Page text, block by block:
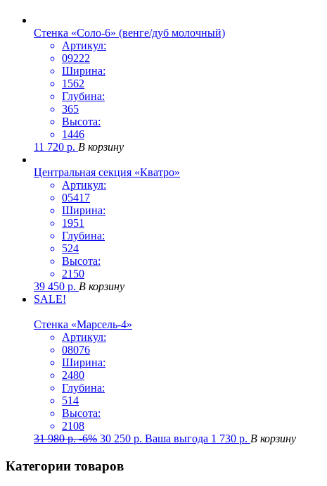
Стенка «Соло-6» (венге/дуб молочный)
Артикул:
09222
Ширина:
1562
Глубина:
365
Высота:
1446
11 720 р. В корзину
Центральная секция «Кватро»
Артикул:
05417
Ширина:
1951
Глубина:
524
Высота:
2150
39 450 р. В корзину
SALE!
Стенка «Марсель-4»
Артикул:
08076
Ширина:
2480
Глубина:
514
Высота:
2108
31 980р. -6% 30 250 р. Ваша выгода 1 730 р. В корзину
Категории товаров